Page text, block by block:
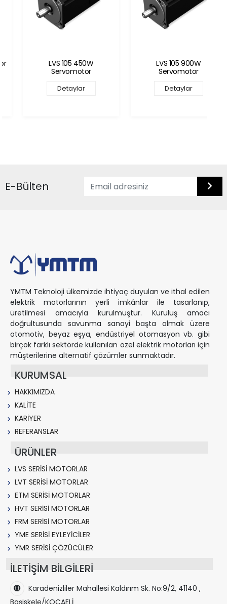
LVS 105 450W
Servomotor
Detaylar
LVS 105 900W
Servomotor
Detaylar
E-Bülten
YMTM Teknoloji ülkemizde ihtiyaç duyulan ve ithal edilen
elektrik motorlarının yerli imkânlar ile tasarlanıp,
üretilmesi amacıyla kurulmuştur. Kuruluş amacı
doğrultusunda savunma sanayi başta olmak üzere
otomotiv, beyaz eşya, endüstriyel otomasyon vb. gibi
birçok farklı sektörde kullanılan özel elektrik motorları için
müşterilerine alternatif çözümler sunmaktadır.
KURUMSAL
HAKKIMIZDA
KALİTE
KARİYER
REFERANSLAR
ÜRÜNLER
LVS SERİSİ MOTORLAR
LVT SERİSİ MOTORLAR
ETM SERİSİ MOTORLAR
HVT SERİSİ MOTORLAR
FRM SERİSİ MOTORLAR
YME SERİSİ EYLEYİCİLER
YMR SERİSİ ÇÖZÜCÜLER
İLETİŞİM BİLGİLERİ
Karadenizliler Mahallesi Kaldırım Sk. No:9/2, 41140 ,
Başiskele/KOCAELİ